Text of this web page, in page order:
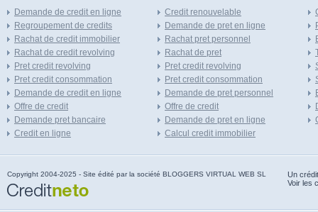
Demande de credit en ligne
Regroupement de credits
Rachat de credit immobilier
Rachat de credit revolving
Pret credit revolving
Pret credit consommation
Demande de credit en ligne
Offre de credit
Demande pret bancaire
Credit en ligne
Credit renouvelable
Demande de pret en ligne
Rachat pret personnel
Rachat de pret
Pret credit revolving
Pret credit consommation
Demande de pret personnel
Offre de credit
Demande de pret en ligne
Calcul credit immobilier
Copyright 2004-2025 - Site édité par la société BLOGGERS VIRTUAL WEB SL
Un
Voir les